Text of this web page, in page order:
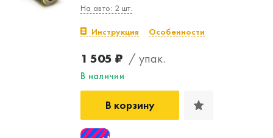
На авто: 2 шт.
Инструкция Особенности
1 505 ₽ / упак.
В наличии
В корзину